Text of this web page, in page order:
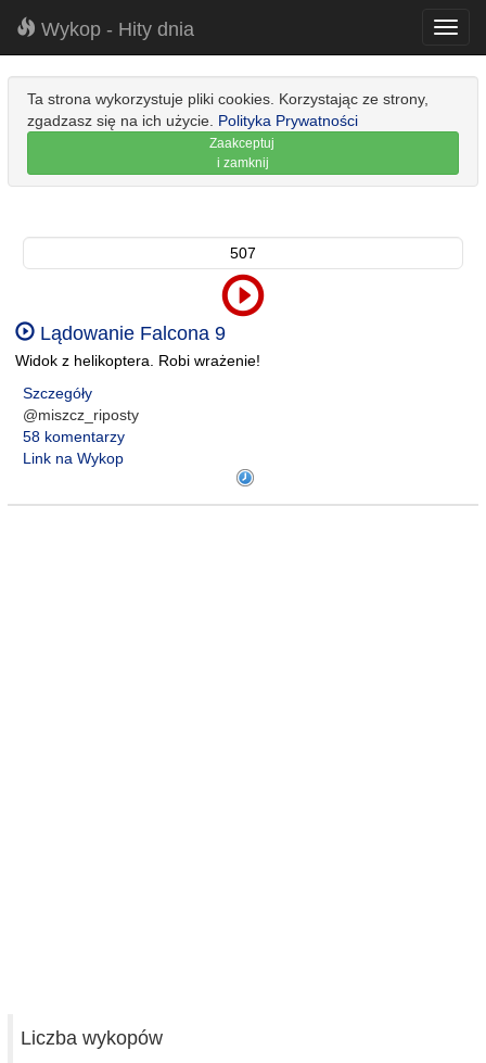
Wykop - Hity dnia
Ta strona wykorzystuje pliki cookies. Korzystając ze strony,
zgadzasz się na ich użycie. Polityka Prywatności
Zaakceptuj
i zamknij
507
Lądowanie Falcona 9
Widok z helikoptera. Robi wrażenie!
Szczegóły
@miszcz_riposty
58 komentarzy
Link na Wykop
Liczba wykopów